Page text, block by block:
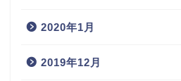
2020年1月
2019年12月